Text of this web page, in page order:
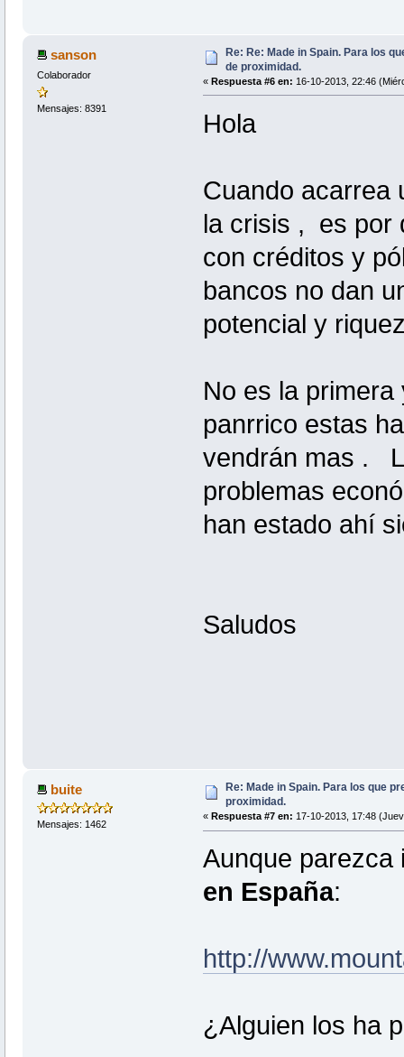
sanson
Colaborador
Mensajes: 8391
Re: Re: Made in Spain. Para los
de proximidad.
« Respuesta #6 en: 16-10-2013, 22:46
Hola
Cuando acarrea
la crisis , es por
con créditos y
bancos no dan
potencial y
No es la
panrrico estas
vendrán mas .
problemas
han estado ahí
Saludos
buite
Mensajes: 1462
Re: Made in Spain. Para los que
proximidad.
« Respuesta #7 en: 17-10-2013, 17:48
Aunque
en España:
http://
¿Alguien los ha